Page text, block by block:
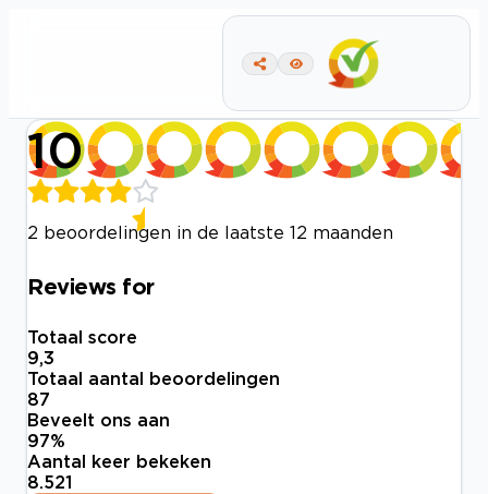
10
2 beoordelingen in de laatste 12 maanden
Reviews for
Totaal score
9,3
Totaal aantal beoordelingen
87
Beveelt ons aan
97%
Aantal keer bekeken
8.521